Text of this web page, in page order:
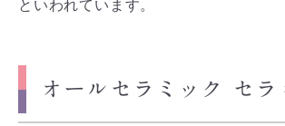
といわれています。
オールセラミック セラ